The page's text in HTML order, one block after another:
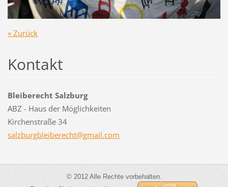
« Zurück
Kontakt
Bleiberecht Salzburg
ABZ - Haus der Möglichkeiten
Kirchenstraße 34
salzburgbleiberecht@gmail.com
© 2012 Alle Rechte vorbehalten.